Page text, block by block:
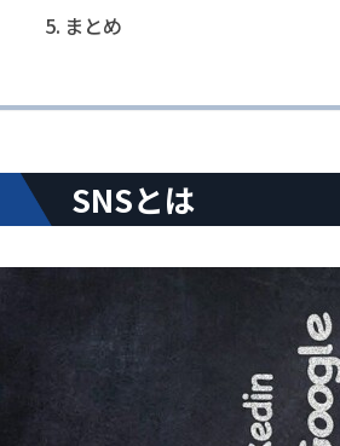
まとめ
SNSとは